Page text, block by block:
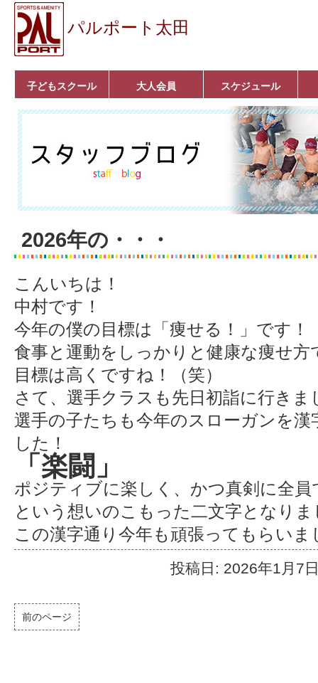
パルポート太田
子どもスクール
ベビーコース
幼児コース
小学生コース
育成コース
選手コース
キッズパーク(体操教
室)
クラシックバレエ
ボルダリング
■入会案内
大人会員
いきいきコース
トライアスロン
フィットネス
■入会案内
スケジュール
2026年の・・・
こんいちは！
中村です！
今年の僕の目標は「痩せる！」です！
食事と運動をしっかりと健康な痩せ方
目標は高くですね！（笑）
さて、選手クラスも先日初詣に行きま
選手の子たちも今年のスローガンを
した！
「楽闘」
ポジティブに楽しく、かつ真剣に全員
という想いのこもった二文字となりま
この漢字通り今年も頑張ってもらいま
投稿日: 2026年1月7
前のページ